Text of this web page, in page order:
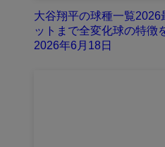
大谷翔平の球種一覧2026
ットまで全変化球の特徴
2026年6月18日